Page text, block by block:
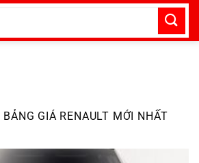
BẢNG GIÁ RENAULT MỚI NHẤT